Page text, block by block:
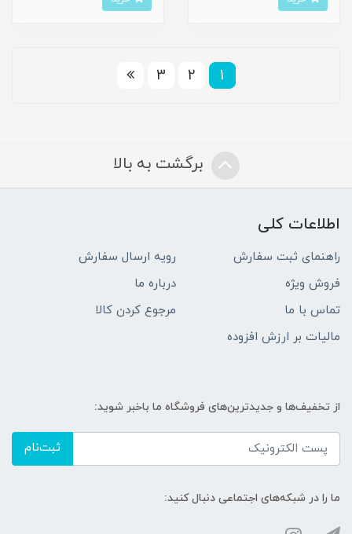
1
2
3
برگشت به بالا
اطلاعات کلی
راهنمای ثبت سفارش
رویه ارسال سفارش
فروش ویژه
درباره ما
تماس با ما
مرجوع کردن کالا
مالیات بر ارزش افزوده
از تخفیف‌ها و جدیدترین‌های فروشگاه ما باخبر شوید:
ثبت‌نام
ما را در شبکه‌های اجتماعی دنبال کنید: